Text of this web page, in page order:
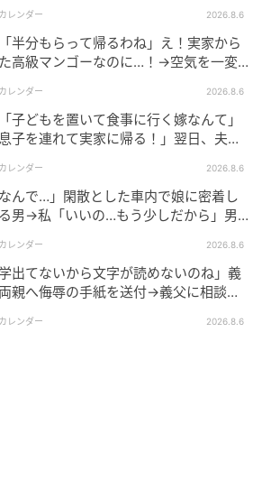
でも、妻の気持ちを確認せずに強
せんね。家族だからと言って、お
しているとは限りません。妻の気
した夫にとって、自業自得の結果
験談をもとに作成しています。
特定されないよう固有名詞などに
成しています。
ーカレンダー編集部／ママトピ取
集部
レンダー 2026.8.6
半分もらって帰るわね」え！実家から
高級マンゴーなのに…！→空気を一変
レンダー 2026.8.6
子どもを置いて食事に行く嫁なんて」
子を連れて実家に帰る！」翌日、夫が
レンダー 2026.8.6
んで…」閑散とした車内で娘に密着し
男→私「いいの…もう少しだから」男
レンダー 2026.8.6
学出てないから文字が読めないのね」義
親へ侮辱の手紙を送付→義父に相談
レンダー 2026.8.6